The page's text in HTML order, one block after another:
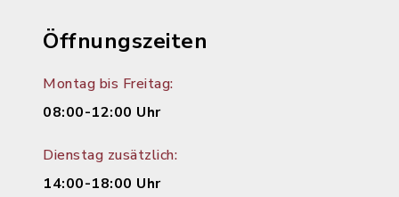
Öffnungszeiten
Montag bis Freitag:
08:00-12:00 Uhr
Dienstag zusätzlich:
14:00-18:00 Uhr